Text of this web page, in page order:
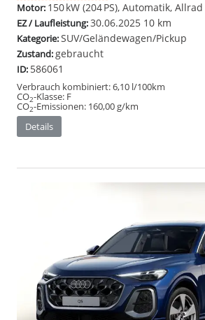
Motor: 150 kW (204 PS), Automatik, Allrad
EZ / Laufleistung:30.06.2025 10 km
Kategorie:SUV/Geländewagen/Pickup
Zustand:gebraucht
ID: 586061
Verbrauch kombiniert:6,10 l/100km
CO2-Klasse: F
CO2-Emissionen: 160,00 g/km
Details